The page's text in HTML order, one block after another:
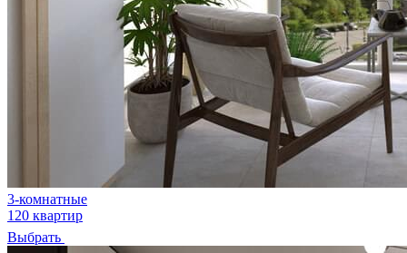
3-комнатные
120 квартир
Выбрать